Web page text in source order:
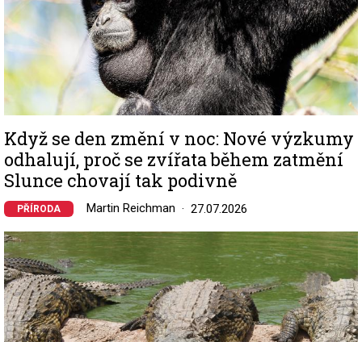
Když se den změní v noc: Nové výzkumy
odhalují, proč se zvířata během zatmění
Slunce chovají tak podivně
PŘÍRODA Martin Reichman 27.07.2026
Image